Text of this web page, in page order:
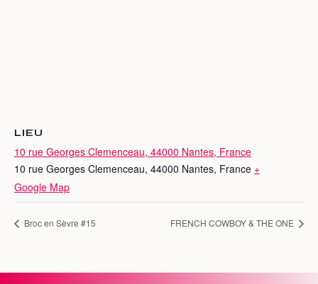
LIEU
10 rue Georges Clemenceau, 44000 Nantes, France
10 rue Georges Clemenceau, 44000 Nantes, France +
Google Map
Broc en Sèvre #15 FRENCH COWBOY & THE ONE